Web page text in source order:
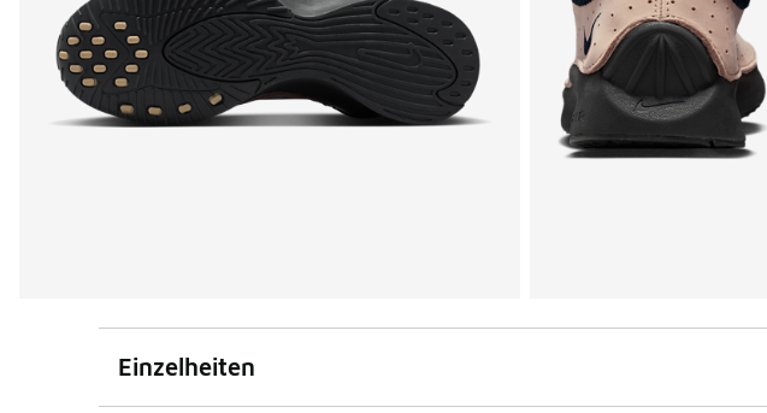
Einzelheiten